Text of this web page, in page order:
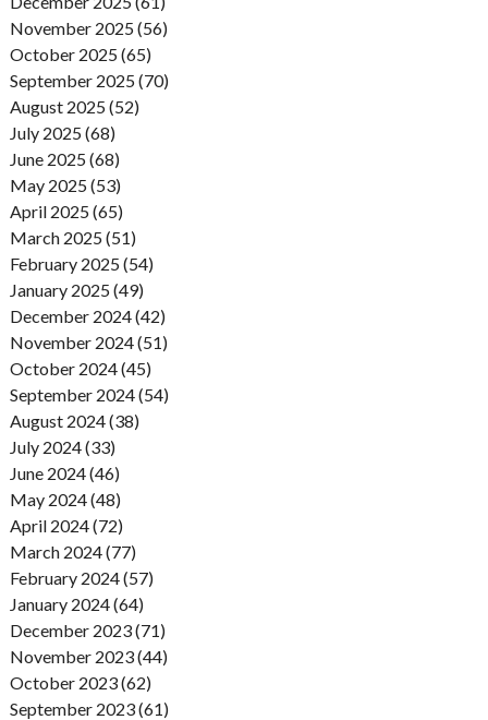
November 2025 (56)
October 2025 (65)
September 2025 (70)
August 2025 (52)
July 2025 (68)
June 2025 (68)
May 2025 (53)
April 2025 (65)
March 2025 (51)
February 2025 (54)
January 2025 (49)
December 2024 (42)
November 2024 (51)
October 2024 (45)
September 2024 (54)
August 2024 (38)
July 2024 (33)
June 2024 (46)
May 2024 (48)
April 2024 (72)
March 2024 (77)
February 2024 (57)
January 2024 (64)
December 2023 (71)
November 2023 (44)
October 2023 (62)
September 2023 (61)